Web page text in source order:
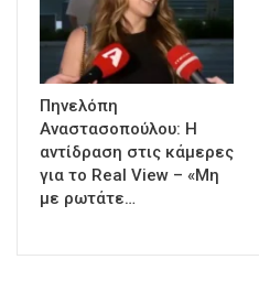
Πηνελόπη
Αναστασοπούλου: Η
αντίδραση στις κάμερες
για το Real View – «Μη
με ρωτάτε…